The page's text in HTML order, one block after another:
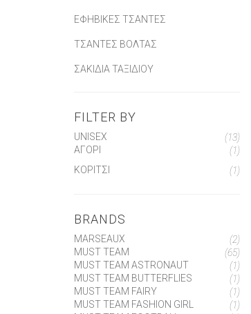
ΕΦΗΒΙΚΈΣ ΤΣΆΝΤΕΣ
ΤΣΆΝΤΕΣ ΒΌΛΤΑΣ
ΣΑΚΊΔΙΑ ΤΑΞΙΔΊΟΥ
FILTER BY
UNISEX
(13)
ΑΓΟΡΙ
(1)
ΚΟΡΙΤΣΙ
(1)
BRANDS
MARSEAUX
(2)
MUST TEAM
(65)
MUST TEAM ASTRONAUT
(1)
MUST TEAM BUTTERFLIES
(1)
MUST TEAM FAIRY
(1)
MUST TEAM FASHION GIRL
(1)